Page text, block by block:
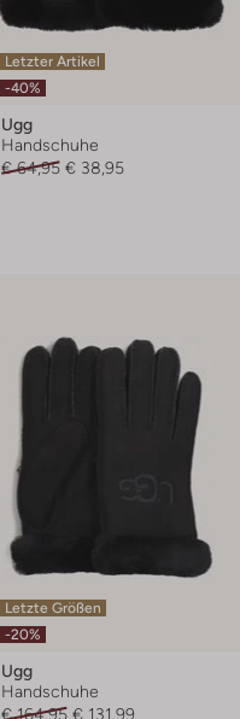
Letzter Artikel
-40%
Ugg
Handschuhe
€ 64,95 € 38,95
Letzte Größen
-20%
Ugg
Handschuhe
€ 164,95 € 131,99